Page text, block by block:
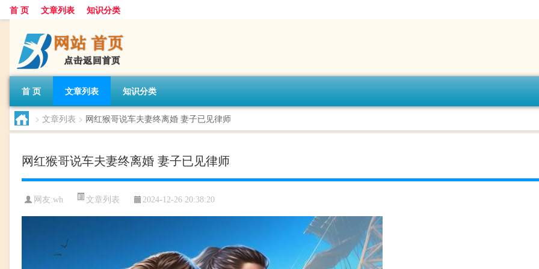
首 页 文章列表 知识分类
首 页 文章列表 知识分类
> 文章列表 > 网红猴哥说车夫妻终离婚 妻子已见律师
网红猴哥说车夫妻终离婚 妻子已见律师
网友:wh 文章列表 2024-12-26 20:38:20